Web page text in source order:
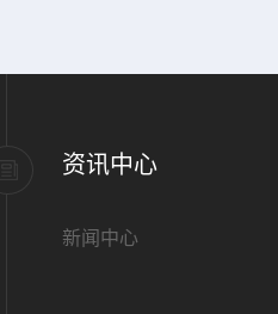
资讯中心
新闻中心